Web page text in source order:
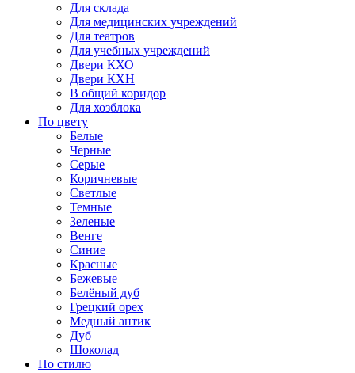
Для склада
Для медицинских учреждений
Для театров
Для учебных учреждений
Двери КХО
Двери КХН
В общий коридор
Для хозблока
По цвету
Белые
Черные
Серые
Коричневые
Светлые
Темные
Зеленые
Венге
Синие
Красные
Бежевые
Белёный дуб
Грецкий орех
Медный антик
Дуб
Шоколад
По стилю